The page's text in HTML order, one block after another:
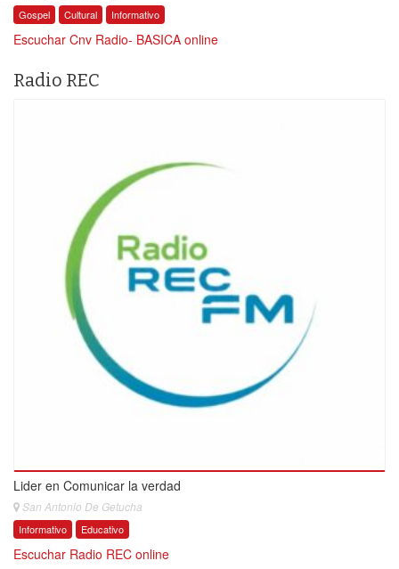
Gospel Cultural Informativo
Escuchar Cnv Radio- BASICA online
Radio REC
Lider en Comunicar la verdad
San Antonio De Getucha
Informativo Educativo
Escuchar Radio REC online